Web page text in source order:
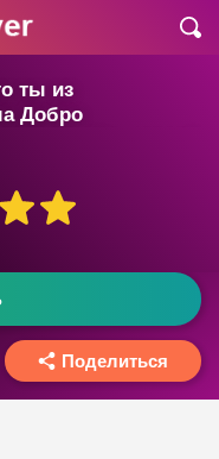
ты из
Добро
Школу Монстров?
Поделиться